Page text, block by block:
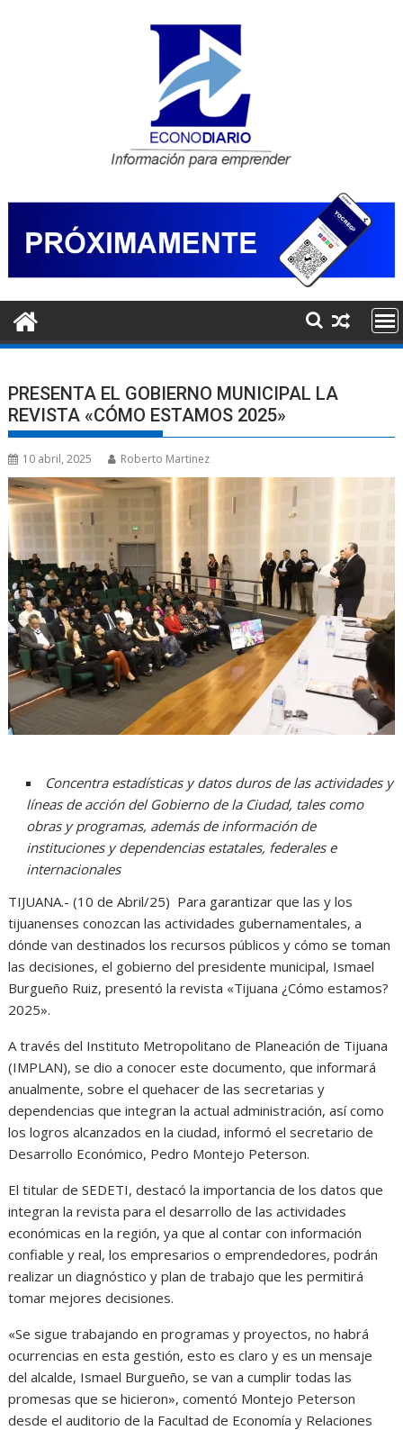
PRESENTA EL GOBIERNO MUNICIPAL LA
REVISTA «CÓMO ESTAMOS 2025»
10 abril, 2025 Roberto Martinez
Concentra estadísticas y datos duros de las actividades y
líneas de acción del Gobierno de la Ciudad, tales como
obras y programas, además de información de
instituciones y dependencias estatales, federales e
internacionales
TIJUANA.- (10 de Abril/25) Para garantizar que las y los
tijuanenses conozcan las actividades gubernamentales, a
dónde van destinados los recursos públicos y cómo se toman
las decisiones, el gobierno del presidente municipal, Ismael
Burgueño Ruiz, presentó la revista «Tijuana ¿Cómo estamos?
2025».
A través del Instituto Metropolitano de Planeación de Tijuana
(IMPLAN), se dio a conocer este documento, que informará
anualmente, sobre el quehacer de las secretarias y
dependencias que integran la actual administración, así como
los logros alcanzados en la ciudad, informó el secretario de
Desarrollo Económico, Pedro Montejo Peterson.
El titular de SEDETI, destacó la importancia de los datos que
integran la revista para el desarrollo de las actividades
económicas en la región, ya que al contar con información
confiable y real, los empresarios o emprendedores, podrán
realizar un diagnóstico y plan de trabajo que les permitirá
tomar mejores decisiones.
«Se sigue trabajando en programas y proyectos, no habrá
ocurrencias en esta gestión, esto es claro y es un mensaje
del alcalde, Ismael Burgueño, se van a cumplir todas las
promesas que se hicieron», comentó Montejo Peterson
desde el auditorio de la Facultad de Economía y Relaciones